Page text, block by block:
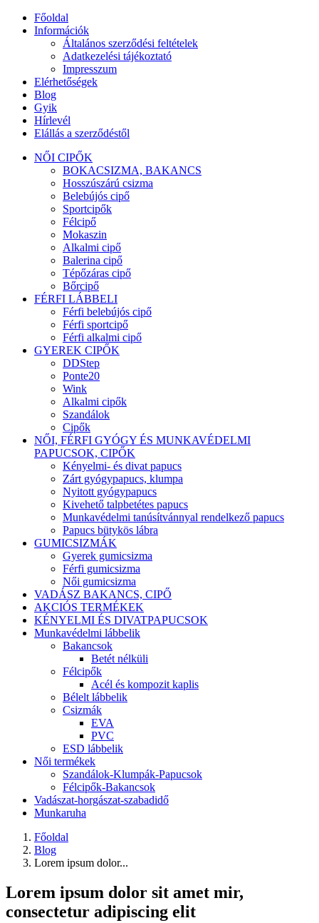
Főoldal
Információk
Általános szerződési feltételek
Adatkezelési tájékoztató
Impresszum
Elérhetőségek
Blog
Gyik
Hírlevél
Elállás a szerződéstől
NŐI CIPŐK
BOKACSIZMA, BAKANCS
Hosszúszárú csizma
Belebújós cipő
Sportcipők
Félcipő
Mokaszin
Alkalmi cipő
Balerina cipő
Tépőzáras cipő
Bőrcipő
FÉRFI LÁBBELI
Férfi belebújós cipő
Férfi sportcipő
Férfi alkalmi cipő
GYEREK CIPŐK
DDStep
Ponte20
Wink
Alkalmi cipők
Szandálok
Cipők
NŐI, FÉRFI GYÓGY ÉS MUNKAVÉDELMI
PAPUCSOK, CIPŐK
Kényelmi- és divat papucs
Zárt gyógypapucs, klumpa
Nyitott gyógypapucs
Kivehető talpbetétes papucs
Munkavédelmi tanúsítvánnyal rendelkező papucs
Papucs bütykös lábra
GUMICSIZMÁK
Gyerek gumicsizma
Férfi gumicsizma
Női gumicsizma
VADÁSZ BAKANCS, CIPŐ
AKCIÓS TERMÉKEK
KÉNYELMI ÉS DIVATPAPUCSOK
Munkavédelmi lábbelik
Bakancsok
Betét nélküli
Félcipők
Acél és kompozit kaplis
Bélelt lábbelik
Csizmák
EVA
PVC
ESD lábbelik
Női termékek
Szandálok-Klumpák-Papucsok
Félcipők-Bakancsok
Vadászat-horgászat-szabadidő
Munkaruha
Főoldal
Blog
Lorem ipsum dolor...
Lorem ipsum dolor sit amet mir,
consectetur adipiscing elit